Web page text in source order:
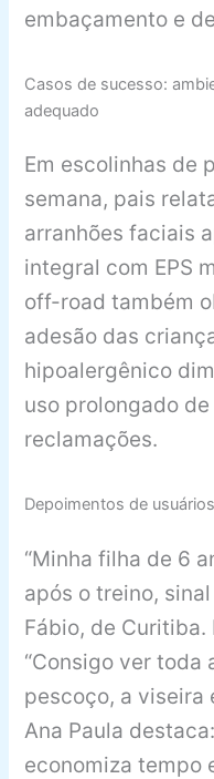
embaçamento e
Casos de sucesso:
adequado
Em escolinhas de
semana, pais
arranhões faciais
integral com EPS
off-road também
adesão das
hipoalergênico
uso prolongado
reclamações.
Depoimentos de
“Minha filha de 6
após o treino,
Fábio, de Curitiba.
“Consigo ver toda
pescoço, a viseira
Ana Paula
economiza tempo